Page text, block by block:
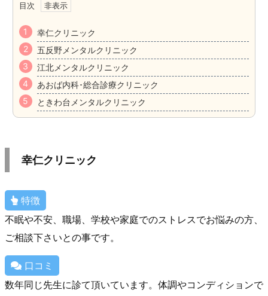
目次
幸仁クリニック
五反野メンタルクリニック
江北メンタルクリニック
あおば内科･総合診療クリニック
ときわ台メンタルクリニック
幸仁クリニック
特徴
不眠や不安、職場、学校や家庭でのストレスでお悩みの方、
ご相談下さいとの事です。
口コミ
数年同じ先生に診て頂いています。体調やコンディションで